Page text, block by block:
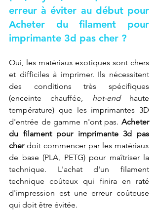
Acheter du filament pour
imprimante 3d pas cher ?
Oui, les matériaux exotiques sont chers
et difficiles à imprimer. Ils nécessitent
des conditions très spécifiques
(enceinte chauffée, hot-end haute
température) que les imprimantes 3D
d'entrée de gamme n'ont pas. Acheter
du filament pour imprimante 3d pas
cher doit commencer par les matériaux
de base (PLA, PETG) pour maîtriser la
technique. L'achat d'un filament
technique coûteux qui finira en raté
d'impression est une erreur coûteuse
qui doit être évitée.